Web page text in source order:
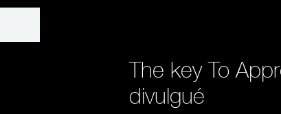
The key To
divulgué